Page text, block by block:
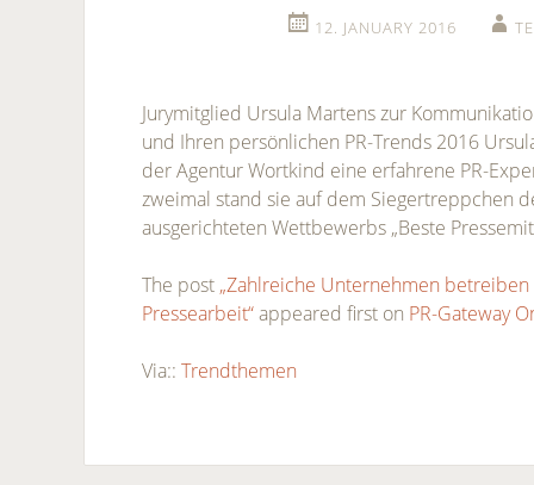
12. JANUARY 2016
Jurymitglied Ursula Martens zur
und Ihren persönlichen PR-Trends 2016
der Agentur Wortkind eine erfahrene PR-
zweimal stand sie auf dem Siegertreppchen
ausgerichteten Wettbewerbs „Beste
The post „Zahlreiche Unternehmen
Pressearbeit“appeared first on PR-Gateway
Via::Trendthemen